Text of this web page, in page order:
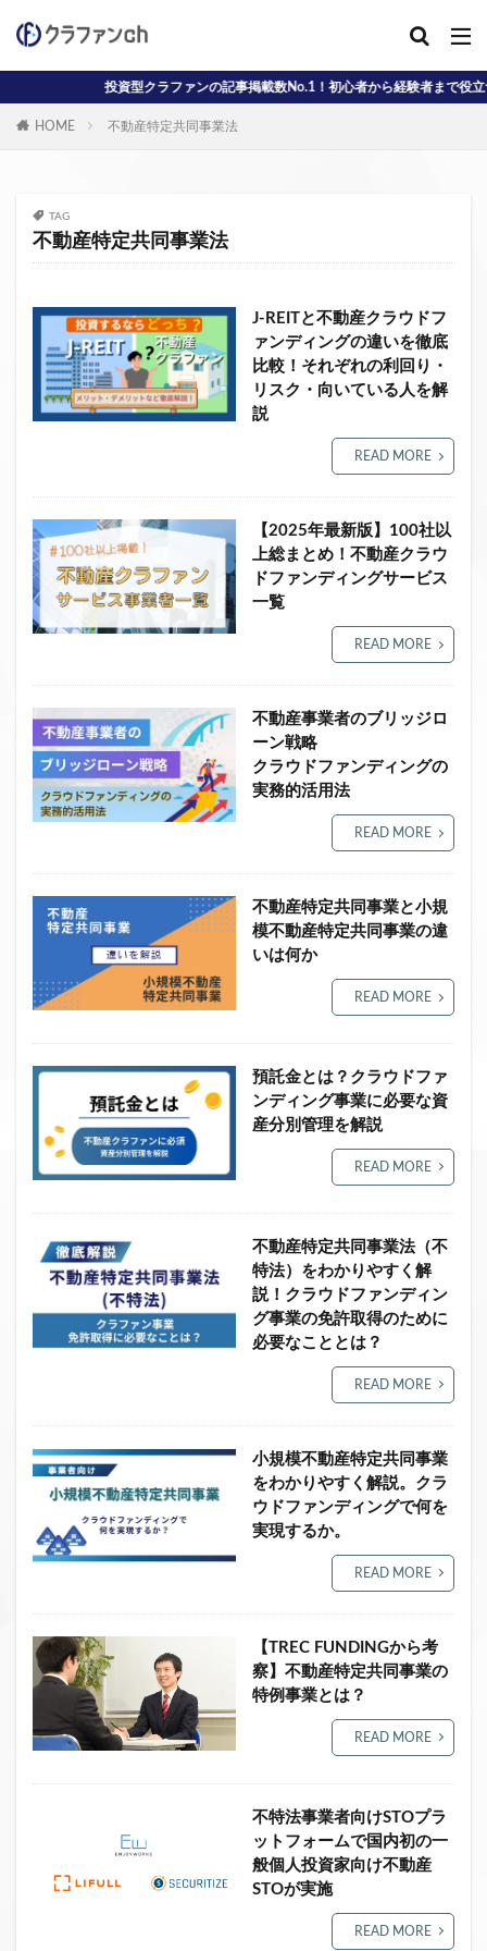
投資型クラファンの記事掲載数No.1！初心者から経験者まで役立つ情報
HOME 不動産特定共同事業法
TAG
不動産特定共同事業法
J-REITと不動産クラウドフ
ァンディングの違いを徹底
比較！それぞれの利回り・
リスク・向いている人を解
説
READ MORE
【2025年最新版】100社以
上総まとめ！不動産クラウ
ドファンディングサービス
一覧
READ MORE
不動産事業者のブリッジロ
ーン戦略
クラウドファンディングの
実務的活用法
READ MORE
不動産特定共同事業と小規
模不動産特定共同事業の違
いは何か
READ MORE
預託金とは？クラウドファ
ンディング事業に必要な資
産分別管理を解説
READ MORE
不動産特定共同事業法（不
特法）をわかりやすく解
説！クラウドファンディン
グ事業の免許取得のために
必要なこととは？
READ MORE
小規模不動産特定共同事業
をわかりやすく解説。クラ
ウドファンディングで何を
実現するか。
READ MORE
【TREC FUNDINGから考
察】不動産特定共同事業の
特例事業とは？
READ MORE
不特法事業者向けSTOプラ
ットフォームで国内初の一
般個人投資家向け不動産
STOが実施
READ MORE
カテゴリー
AD
クラウドファンディングコラム
デジタル証券 ニュース 不動産ST
不動産クラウドファンディング・オブ・ザ・イヤー
不動産クラウドファンディング協会 不特法
事業者向け 元本割れ 動画
系統用蓄電池
小規模不動産特定共同事業 事業者一覧
システム導入 業務提携 API連携 市場規模
税金 eKYC 融資型クラウドファンディング
不動産特定共同事業法
グローシップ・パートナーズ CrowdShip Funding
意識調査 市場調査 セミナー アンケート
特例事業 CrowdShip Lending
ソーシャルレンディング お役立ち情報 分配実績
サービス一覧 インタビュー サービス提供開始
ファンド募集完了 登録受付開始
ファンド募集終了 クラウドクレジット
運用実績 イベント出展
日本不動産クラウドファンディング協会